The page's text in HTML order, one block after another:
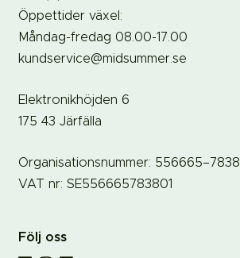
Öppettider växel:
Måndag-fredag 08.00-17.00
kundservice@midsummer.se
Elektronikhöjden 6
175 43 Järfälla
Organisationsnummer: 556665–7838
VAT nr: SE556665783801
Följ oss